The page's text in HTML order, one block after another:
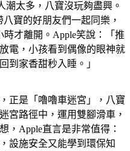
潮太多，八寶沒玩夠盡興。
寶的好朋友們一起同樂，
才離開。Apple笑說：「推
電，小孩看到偶像的眼神就
到家香甜秒入睡。」
正是「嚕嚕車迷宮」，八寶
宮路徑中，運用雙腳滑車，
，Apple直言是非常值得：
設施安全又能學到環保知